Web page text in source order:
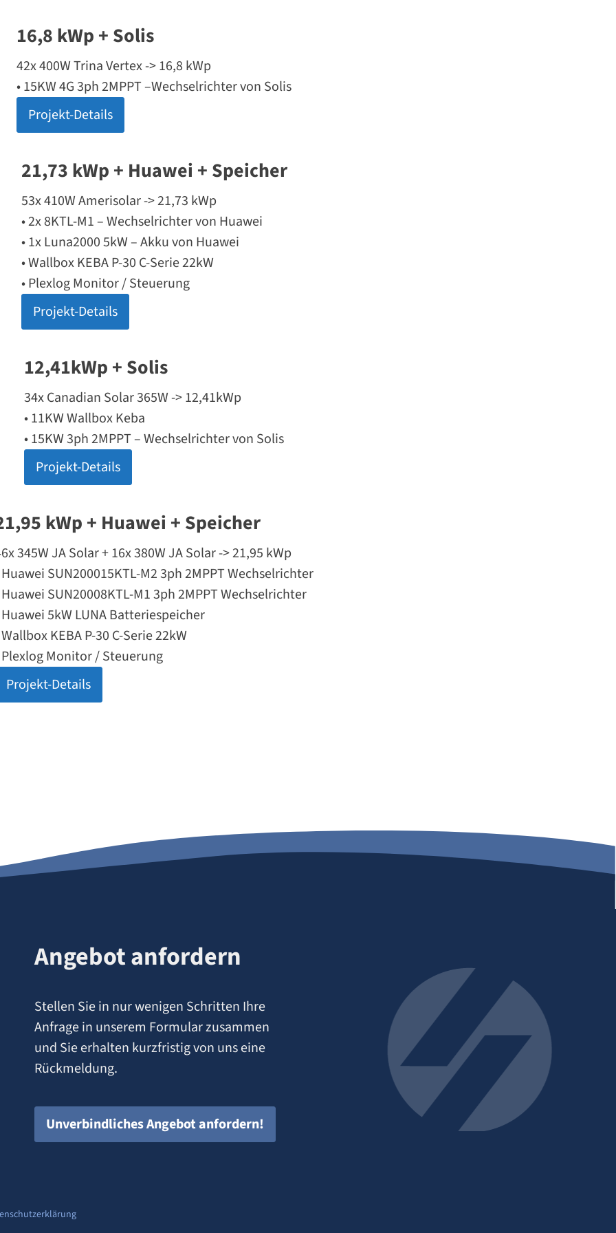
16,8 kWp + Solis
42x 400W Trina Vertex -> 16,8 kWp
• 15KW 4G 3ph 2MPPT –Wechselrichter von Solis
Projekt-Details
21,73 kWp + Huawei + Speicher
53x 410W Amerisolar -> 21,73 kWp
• 2x 8KTL-M1 – Wechselrichter von Huawei
• 1x Luna2000 5kW – Akku von Huawei
• Wallbox KEBA P-30 C-Serie 22kW
• Plexlog Monitor / Steuerung
Projekt-Details
12,41kWp + Solis
34x Canadian Solar 365W -> 12,41kWp
• 11KW Wallbox Keba
• 15KW 3ph 2MPPT – Wechselrichter von Solis
Projekt-Details
kWp + Huawei + Speicher
345W JA Solar + 16x 380W JA Solar -> 21,95 kWp
Huawei SUN200015KTL-M2 3ph 2MPPT Wechselrichter
Huawei SUN20008KTL-M1 3ph 2MPPT Wechselrichter
Huawei 5kW LUNA Batteriespeicher
Wallbox KEBA P-30 C-Serie 22kW
Plexlog Monitor / Steuerung
Projekt-Details
Angebot anfordern
Stellen Sie in nur wenigen Schritten Ihre
Anfrage in unserem Formular zusammen
und Sie erhalten kurzfristig von uns eine
Rückmeldung.
Unverbindliches Angebot anfordern!